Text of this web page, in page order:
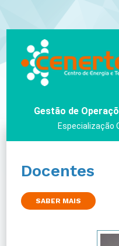
Gestão de
Especialização
Docentes
SABER MAIS